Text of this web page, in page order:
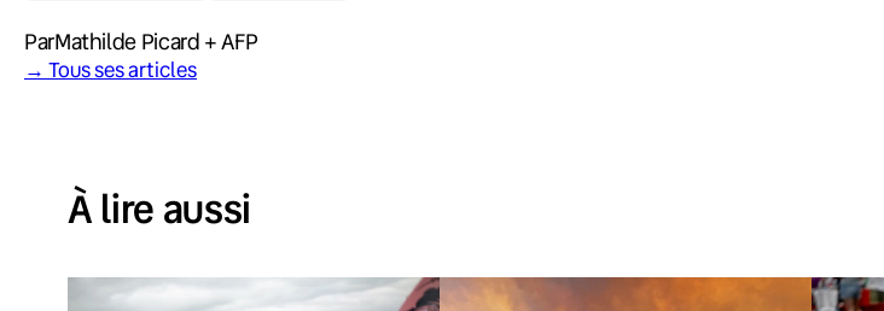
ParMathilde Picard + AFP
→ Tous ses articles
À lire aussi